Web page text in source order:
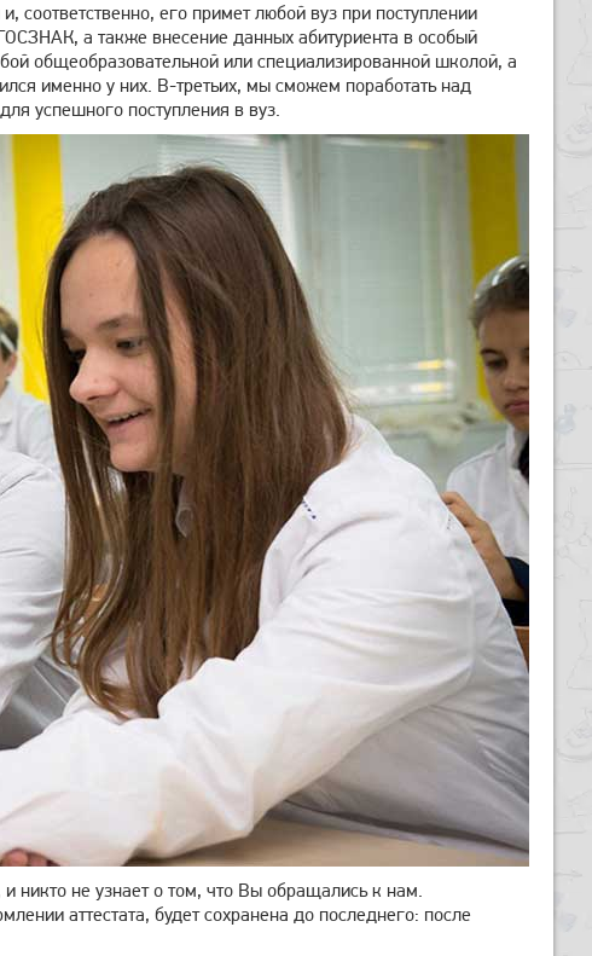
его примет любой вуз при поступлении
а также внесение данных абитуриента в особый
общеобразовательной или специализированной школой, а
именно у них. В-третьих, мы сможем поработать над
успешного поступления в вуз.
и никто не узнает о том, что Вы обращались к нам.
аттестата, будет сохранена до последнего: после